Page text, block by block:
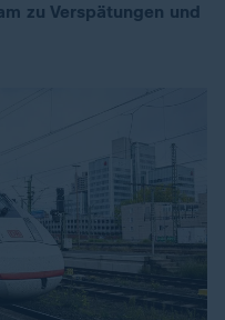
zu Verspätungen und